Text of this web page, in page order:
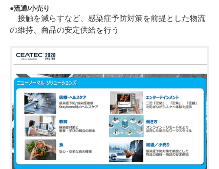
流通/小売り
接触を減らすなど、感染症予防対策を前提とした物流
の維持、商品の安定供給を行う